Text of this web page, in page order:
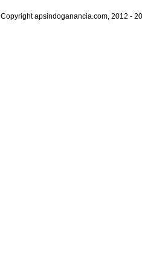
Copyright apsindoganancia.com, 2012 -